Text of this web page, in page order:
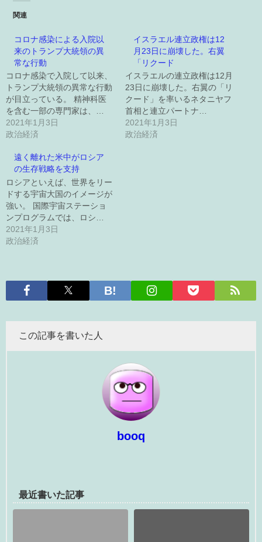
関連
コロナ感染による入院以
来のトランプ大統領の異
常な行動
コロナ感染で入院して以来、
トランプ大統領の異常な行動
が目立っている。 精神科医
を含む一部の専門家は、…
2021年1月3日
政治経済
イスラエル連立政権は12
月23日に崩壊した。右翼
「リクード
イスラエルの連立政権は12月
23日に崩壊した。右翼の「リ
クード」を率いるネタニヤフ
首相と連立パートナ…
2021年1月3日
政治経済
遠く離れた米中がロシア
の生存戦略を支持
ロシアといえば、世界をリー
ドする宇宙大国のイメージが
強い。 国際宇宙ステーショ
ンプログラムでは、ロシ…
2021年1月3日
政治経済
この記事を書いた人
booq
最近書いた記事